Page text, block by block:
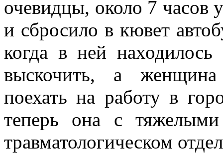
очевидцы, около 7 часов
и сбросило в кювет
когда в ней
выскочить, а
поехать на работу в
теперь она с
травматологическом